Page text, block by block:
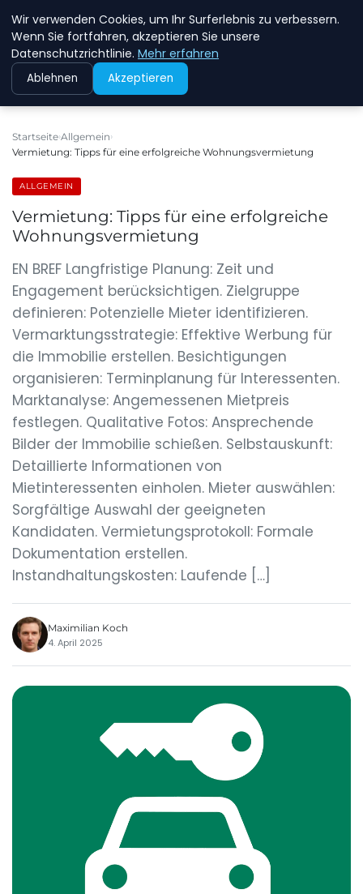
NEW ENERGY JOBS
Startseite Allgemein
Vermietung: Tipps für eine erfolgreiche Wohnungsvermietung
ALLGEMEIN
Vermietung: Tipps für eine erfolgreiche
Wohnungsvermietung
EN BREF Langfristige Planung: Zeit und
Engagement berücksichtigen. Zielgruppe
definieren: Potenzielle Mieter identifizieren.
Vermarktungsstrategie: Effektive Werbung für
die Immobilie erstellen. Besichtigungen
organisieren: Terminplanung für Interessenten.
Marktanalyse: Angemessenen Mietpreis
festlegen. Qualitative Fotos: Ansprechende
Bilder der Immobilie schießen. Selbstauskunft:
Detaillierte Informationen von
Mietinteressenten einholen. Mieter auswählen:
Sorgfältige Auswahl der geeigneten
Kandidaten. Vermietungsprotokoll: Formale
Dokumentation erstellen.
Instandhaltungskosten: Laufende […]
Maximilian Koch
4. April 2025
Wir verwenden Cookies, um Ihr Surferlebnis zu verbessern.
Wenn Sie fortfahren, akzeptieren Sie unsere
Datenschutzrichtlinie. Mehr erfahren
Ablehnen Akzeptieren